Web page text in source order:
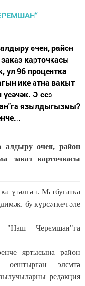
өчен, район
карточкасы
ул 96 процентка
ике атна вакыт
үсәчәк. Ә сез
язылдыгызмы?
алдыру өчен, район
заказ карточкасы
үтәлгән. Матбугатка
бу күрсәткеч әле
Черемшан"га
яртысына район
элемтә
редакция